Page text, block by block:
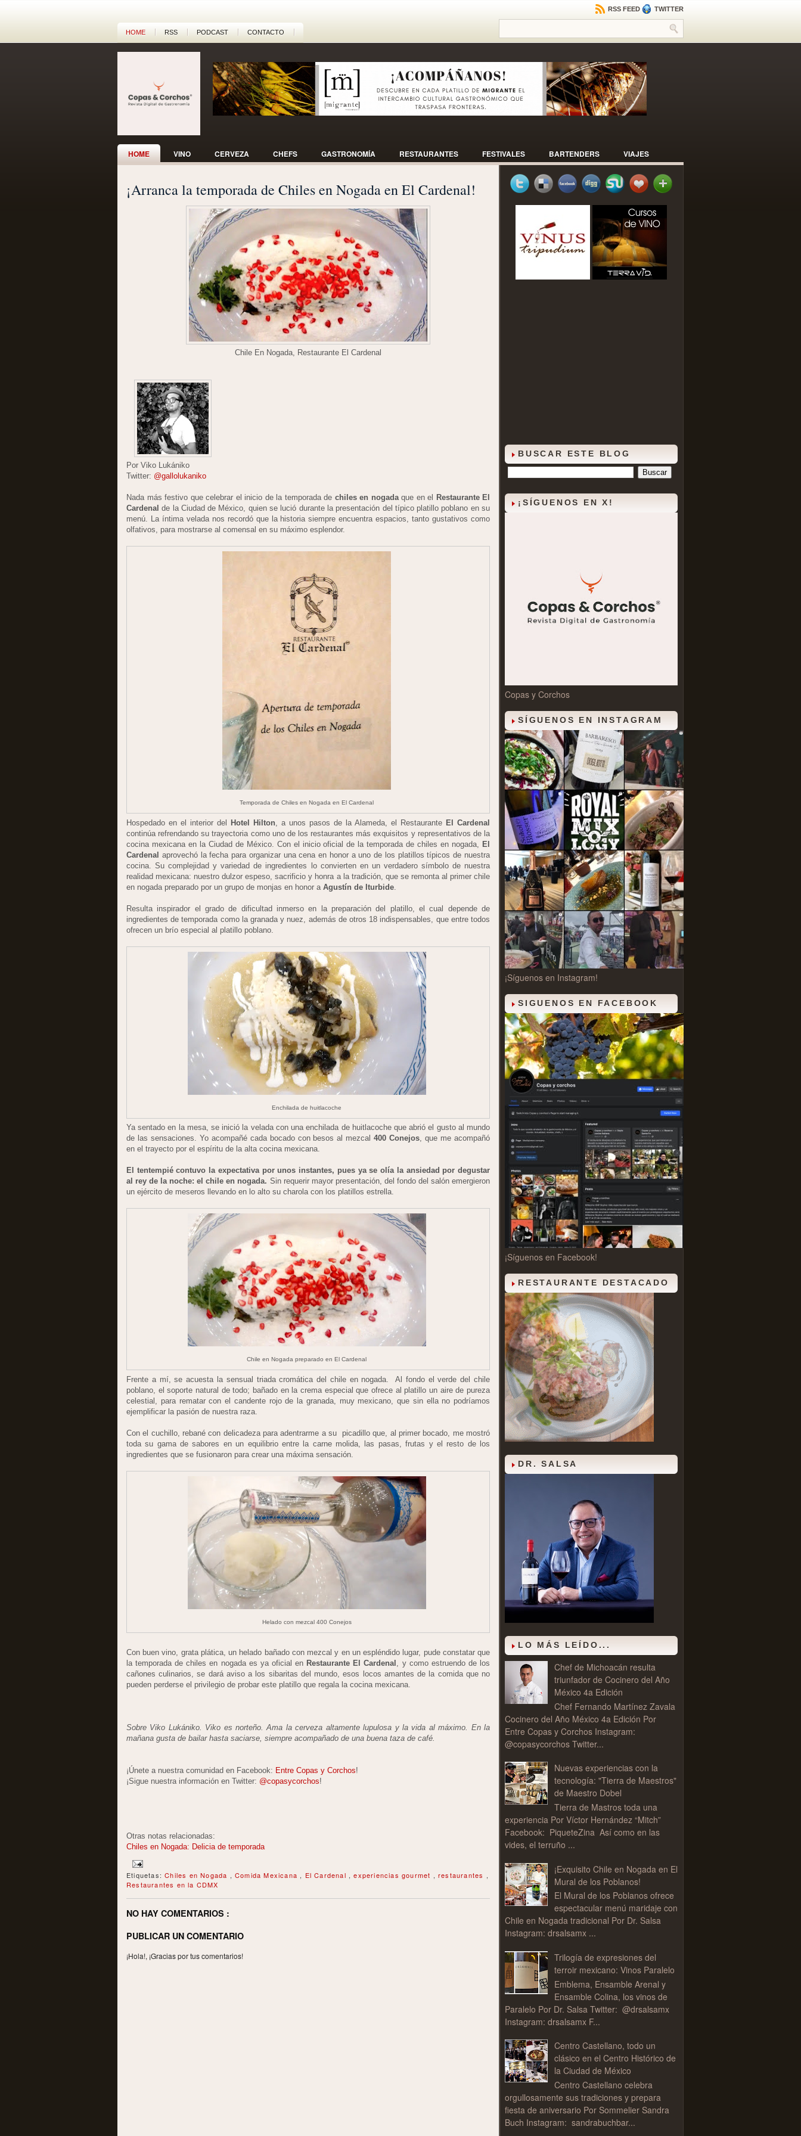
HOME RSS PODCAST CONTACTO
RSS FEED TWITTER
HOME VINO CERVEZA CHEFS GASTRONOMÍA RESTAURANTES FESTIVALES BARTENDERS VIAJES
¡Arranca la temporada de Chiles en Nogada en El Cardenal!
Chile En Nogada, Restaurante El Cardenal
Por Viko Lukániko
Twitter: @gallolukaniko
Nada más festivo que celebrar el inicio de la temporada de chiles en nogadaque en el
Restaurante El
Cardenal de la Ciudad de México, quien se lució durante la presentación del típico platillo poblano en su
menú. La íntima velada nos recordó que la historia siempre encuentra espacios, tanto gustativos como
olfativos, para mostrarse al comensal en su máximo esplendor.
Temporada de Chiles en Nogada en El Cardenal
Hospedado en el interior del Hotel Hilton , a unos pasos de la Alameda, el Restaurante El Cardenal
continúa refrendando su trayectoria como uno de los restaurantes más exquisitos y representativos de la
cocina mexicana en la Ciudad de México. Con el inicio oficial de la temporada de chiles en nogada, El
Cardenal aprovechó la fecha para organizar una cena en honor a uno de los platillos típicos de nuestra
cocina. Su complejidad y variedad de ingredientes lo convierten en un verdadero símbolo de nuestra
realidad mexicana: nuestro dulzor espeso, sacrificio y honra a la tradición, que se remonta al primer chile
en nogada preparado por un grupo de monjas en honor a Agustín de Iturbide
Resulta inspirador el grado de dificultad inmerso en la preparación del platillo, el cual depende de
ingredientes de temporada como la granada y nuez, además de otros 18 indispensables, que entre todos
ofrecen un brío especial al platillo poblano.
Enchilada de huitlacoche
Ya sentado en la mesa, se inició la velada con una enchilada de huitlacoche que abrió el gusto al mundo
de las sensaciones. Yo acompañé cada bocado con besos al mezcal400 Conejos, que me acompañó
en el trayecto por el espíritu de la alta cocina mexicana.
El tentempié contuvo la expectativa por unos instantes, pues ya se olía la ansiedad por degustar
al rey de la noche: el chile en nogada. Sin requerir mayor presentación, del fondo del salón emergieron
un ejército de meseros llevando en lo alto su charola con los platillos estrella.
Chile en Nogada preparado en El Cardenal
Frente a mí, se acuesta la sensual triada cromática del chile en nogada.
Al fondo el verde del chile
poblano, el soporte natural de todo; bañado en la crema especial que ofrece al platillo un aire de pureza
celestial, para rematar con el candente rojo de la granada, muy mexicano, que sin ella no podríamos
ejemplificar la pasión de nuestra raza.
Con el cuchillo, rebané con delicadeza para adentrarme a su
picadillo que, al primer bocado, me mostró
toda su gama de sabores en un equilibrio entre la carne molida, las pasas, frutas y el resto de los
ingredientes que se fusionaron para crear una máxima sensación.
Helado con mezcal 400 Conejos
Con buen vino, grata plática, un helado bañado con mezcal y en un espléndido lugar, pude constatar que
la temporada de chiles en nogada es ya oficial en Restaurante El Cardenal , y como estruendo de los
cañones culinarios, se dará aviso a los sibaritas del mundo, esos locos amantes de la comida que no
pueden perderse el privilegio de probar este platillo que regala la cocina mexicana.
Sobre Viko Lukániko. Viko es norteño. Ama la cerveza altamente lupulosa y la vida al máximo. En la
mañana gusta de bailar hasta saciarse, siempre acompañado de una buena taza de café.
¡Únete a nuestra comunidad en Facebook: Entre Copas y Corchos!
¡Sigue nuestra información en Twitter: @copasycorchos!
Otras notas relacionadas:
Chiles en Nogada: Delicia de temporada
Etiquetas:Chiles en Nogada ,Comida Mexicana , El Cardenal ,experiencias gourmet ,restaurantes ,
Restaurantes en la CDMX
NO HAY COMENTARIOS :
PUBLICAR UN COMENTARIO
¡Hola!, ¡Gracias por tus comentarios!
BUSCAR ESTE BLOG
¡SÍGUENOS EN X!
Copas y Corchos
SÍGUENOS EN INSTAGRAM
¡Síguenos en Instagram!
SIGUENOS EN FACEBOOK
¡Síguenos en Facebook!
RESTAURANTE DESTACADO
DR. SALSA
LO MÁS LEÍDO...
Chef de Michoacán resulta
triunfador de Cocinero del Año
México 4a Edición
Chef Fernando Martínez Zavala
Cocinero del Año México 4a Edición Por
Entre Copas y Corchos Instagram:
@copasycorchos Twitter...
Nuevas experiencias con la
tecnología: "Tierra de Maestros"
de Maestro Dobel
Tierra de Mastros toda una
experiencia Por Víctor Hernández “Mitch”
Facebook: PiqueteZina Así como en las
vides, el terruño ...
¡Exquisito Chile en Nogada en El
Mural de los Poblanos!
El Mural de los Poblanos ofrece
espectacular menú maridaje con
Chile en Nogada tradicional Por Dr. Salsa
Instagram: drsalsamx ...
Trilogía de expresiones del
terroir mexicano: Vinos Paralelo
Emblema, Ensamble Arenal y
Ensamble Colina, los vinos de
Paralelo Por Dr. Salsa Twitter: @drsalsamx
Instagram: drsalsamx F...
Centro Castellano, todo un
clásico en el Centro Histórico de
la Ciudad de México
Centro Castellano celebra
orgullosamente sus tradiciones y prepara
fiesta de aniversario Por Sommelier Sandra
Buch Instagram: sandrabuchbar...